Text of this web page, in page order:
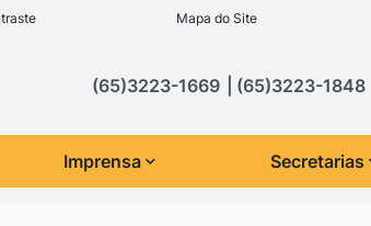
de Mapa do Site
(65)3223-1669 (65)3223-1848
Imprensa Secretarias